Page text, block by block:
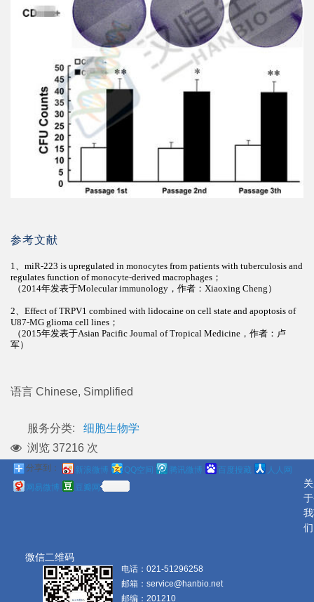
参考文献
1、 miR-223 is upregulated in monocytes from patients with tuberculosis and
regulates function of monocyte-derived macrophages；
（2014年发表于Molecular immunology，作者：Xiaoxing Cheng ）
2、 Effect of TRPV1 combined with lidocaine on cell state and apoptosis of
U87-MG glioma cell lines；
（2015年发表于Asian Pacific Journal of Tropical Medicine，作者：卢
军）
语言 Chinese, Simplified
服务分类:
细胞生物学
浏览 37216 次
分享到： 新浪微博 QQ空间 腾讯微博 百度搜藏
人人网
网易微博
豆瓣网
关
于
我
们
微信二维码
电话： 021-51296258
邮箱： service@hanbio.net
邮编： 201210